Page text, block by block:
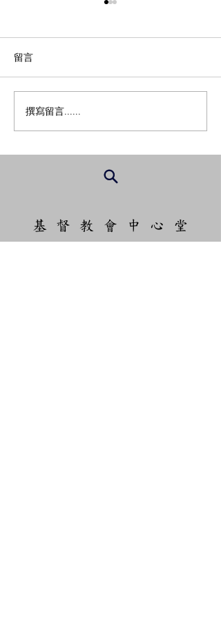
02 主耶穌在哪裡？
留言
撰寫留言......
基 督 教 會 中 心 堂
Central Chinese Christian Church